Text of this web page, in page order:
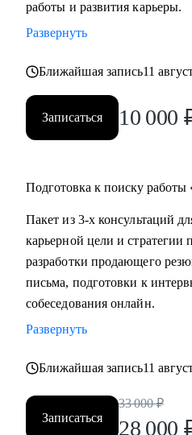
время на ее поиск, увеличить
на новый уровень дохода.
Вашей карьерной цели.
• Провести аудит и составить
в Вас увидели серьезно
кандидата.
барьеры на пути к работе
преимущество перед другими
• Решить любую карьерную
грейда, перерывы в работе,
др.)
Кому могу помочь:
• строительство,
нефтегазовая отрасль;
• закупки, cнабжение,
работы и развития карьеры.
Развернуть
Ближайшая запись11
Записаться 10 000
Подготовка к поиску работы
Пакет из 3-х консультаций
карьерной цели и стратегии
разработки продающего
письма, подготовки к
собеседования онлайн.
Развернуть
Ближайшая запись11
Записаться
33 000 ₽
28 000